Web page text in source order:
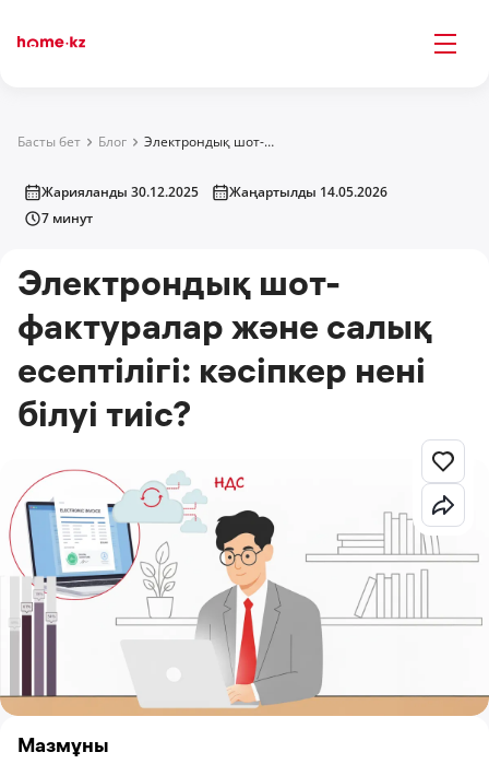
Басты бет Блог Электрондық шот-фактуралар және салық есептілігі: кәсіпкер нені білуі тиіс?
Жарияланды 30.12.2025
Жаңартылды 14.05.2026
7 минут
Электрондық шот-
фактуралар және салық
есептілігі: кәсіпкер нені
білуі тиіс?
Мазмұны